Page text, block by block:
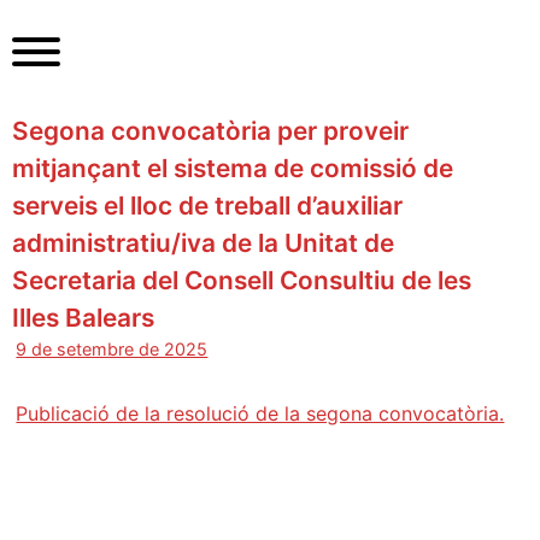
Segona convocatòria per proveir
mitjançant el sistema de comissió de
serveis el lloc de treball d’auxiliar
administratiu/iva de la Unitat de
Secretaria del Consell Consultiu de les
Illes Balears
9 de setembre de 2025
Publicació de la resolució de la segona convocatòria.